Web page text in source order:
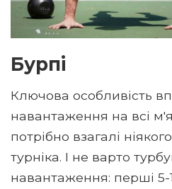
Бурпі
Ключова особливість
навантаження на всі
потрібно взагалі
турніка. І не варто
навантаження: перші 5-